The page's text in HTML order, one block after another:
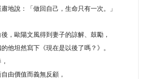
說：「做回自己，生命只有一次。」
歐陽文風得到妻子的諒解、鼓勵，
坦然寫下《現在是以後了嗎？》。
價值而義無反顧，